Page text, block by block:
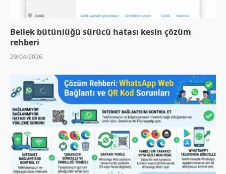
Bellek bütünlüğü sürücü hatası kesin çözüm
rehberi
29/04/2026